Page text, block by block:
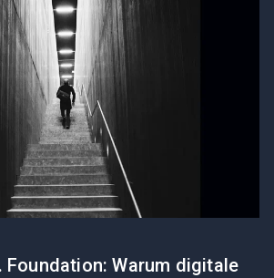
Foundation: Warum digitale